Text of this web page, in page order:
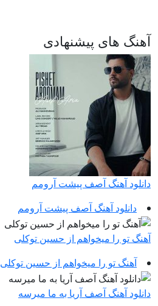
آهنگ های پیشنهادی
دانلود آهنگ آصف پیشت آرومم
دانلود آهنگ آصف پیشت آرومم
آهنگ تو را میخواهم از حسین توکلی
آهنگ تو را میخواهم از حسین توکلی
دانلود آهنگ آصف آریا به ما میرسه